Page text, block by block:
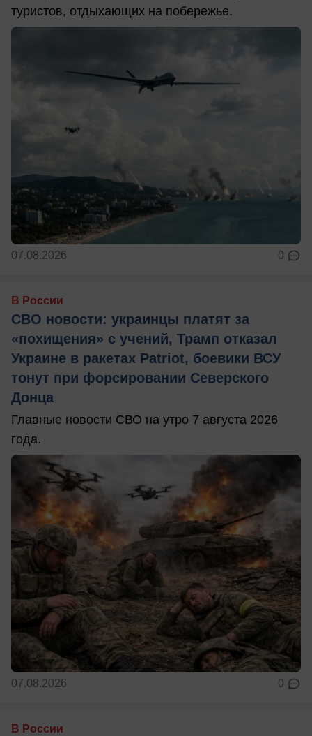
туристов, отдыхающих на побережье.
07.08.2026 0
В России
СВО новости: украинцы платят за
«похищения» с учений, Трамп отказал
Украине в ракетах Patriot, боевики ВСУ
тонут при форсировании Северского
Донца
Главные новости СВО на утро 7 августа 2026
года.
07.08.2026 0
В России